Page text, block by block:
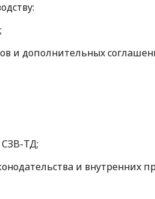
и дополнительных
ТД;
и внутренних